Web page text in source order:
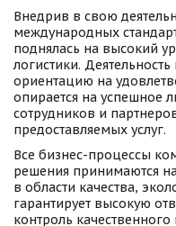
Внедрив в свою
международных
поднялась на высокий
логистики.
ориентацию на
опирается на успешное
сотрудников и
предоставляемых услуг.
Все бизнес-процессы
решения принимаются
в области качества,
гарантирует высокую
контроль